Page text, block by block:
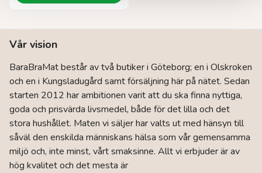
Vår vision
BaraBraMat består av två butiker i Göteborg; en i Olskroken
och en i Kungsladugård samt försäljning här på nätet. Sedan
starten 2012 har ambitionen varit att du ska finna nyttiga,
goda och prisvärda livsmedel, både för det lilla och det
stora hushållet. Maten vi säljer har valts ut med hänsyn till
såväl den enskilda människans hälsa som vår gemensamma
miljö och, inte minst, vårt smaksinne. Allt vi erbjuder är av
hög kvalitet och det mesta är